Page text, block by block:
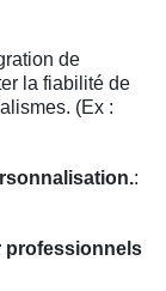
de
la fiabilité de
(Ex :
:
professionnels